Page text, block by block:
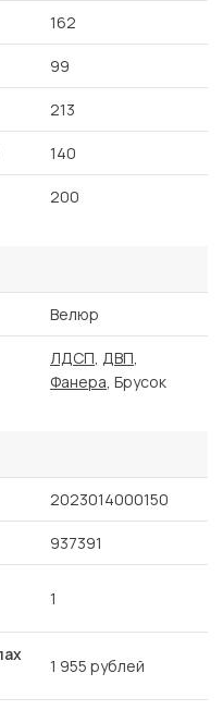
162
99
213
140
200
Велюр
ЛДСП, ДВП,
Фанера, Брусок
2023014000150
937391
1
1 955 рублей